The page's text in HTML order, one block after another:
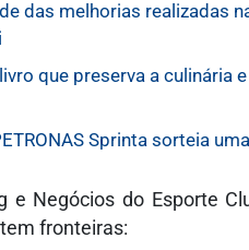
das melhorias realizadas
que preserva a culinária
Sprinta sorteia
e Negócios do Esporte
fronteiras: